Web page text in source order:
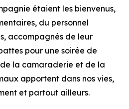
étaient les bienvenus,
du personnel
accompagnés de leur
pour une soirée de
la camaraderie et de la
apportent dans nos vies,
et partout ailleurs.